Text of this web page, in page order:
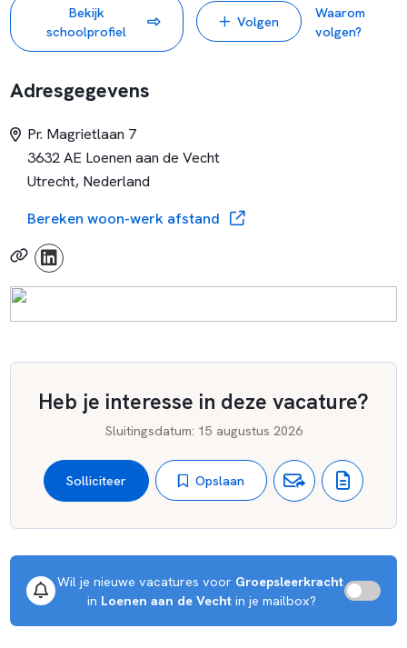
de relatie met ouders is voor ons van onschatbare
waarde
een school waar Engels wordt gegeven aan groep 1
Bekijk
schoolprofiel
Volgen
Waarom
volgen?
Adresgegevens
Pr. Magrietlaan 7
3632 AE Loenen aan de Vecht
Utrecht, Nederland
Bereken woon-werk afstand
Heb je interesse in deze vacature?
Sluitingsdatum: 15 augustus 2026
Solliciteer Opslaan
Wil je nieuwe vacatures voor Groepsleerkracht
in Loenen aan de Vecht in je mailbox?